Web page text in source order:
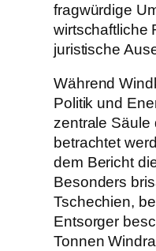
fragwürdige
wirtschaftliche
juristische
Während
Politik und
zentrale Säule
betrachtet
dem Bericht
Besonders
Tschechien,
Entsorger
Tonnen